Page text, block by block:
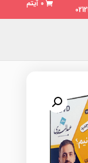
0 آیتم